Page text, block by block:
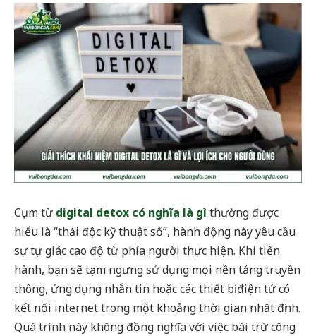
Cụm từdigital detox có nghĩa là gì thường được
hiểu là “thải độc kỹ thuật số”, hành động này yêu cầu
sự tự giác cao độ từ phía người thực hiện. Khi tiến
hành, bạn sẽ tạm ngưng sử dụng mọi nền tảng truyền
thông, ứng dụng nhắn tin hoặc các thiết bị điện tử có
kết nối internet trong một khoảng thời gian nhất định.
Quá trình này không đồng nghĩa với việc bài trừ công